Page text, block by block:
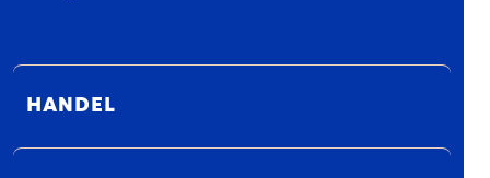
HANDEL